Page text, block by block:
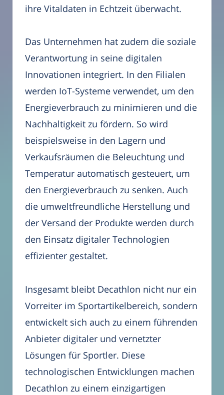
ihre Vitaldaten in Echtzeit überwacht.
Das Unternehmen hat zudem die soziale
Verantwortung in seine digitalen
Innovationen integriert. In den Filialen
werden IoT-Systeme verwendet, um den
Energieverbrauch zu minimieren und die
Nachhaltigkeit zu fördern. So wird
beispielsweise in den Lagern und
Verkaufsräumen die Beleuchtung und
Temperatur automatisch gesteuert, um
den Energieverbrauch zu senken. Auch
die umweltfreundliche Herstellung und
der Versand der Produkte werden durch
den Einsatz digitaler Technologien
effizienter gestaltet.
Insgesamt bleibt Decathlon nicht nur ein
Vorreiter im Sportartikelbereich, sondern
entwickelt sich auch zu einem führenden
Anbieter digitaler und vernetzter
Lösungen für Sportler. Diese
technologischen Entwicklungen machen
Decathlon zu einem einzigartigen